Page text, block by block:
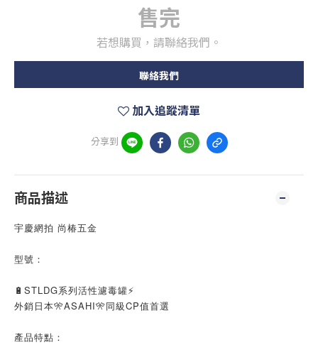
售完
若想購買，請聯絡我們。
聯絡我們
加入追蹤清單
分享到
商品描述
宇慶網拍 尚椿五金
型號：
🔋STLDG系列活性濾毒罐⚡
外銷日本🎌ASAHI🎌同級CP值首選
產品特點：